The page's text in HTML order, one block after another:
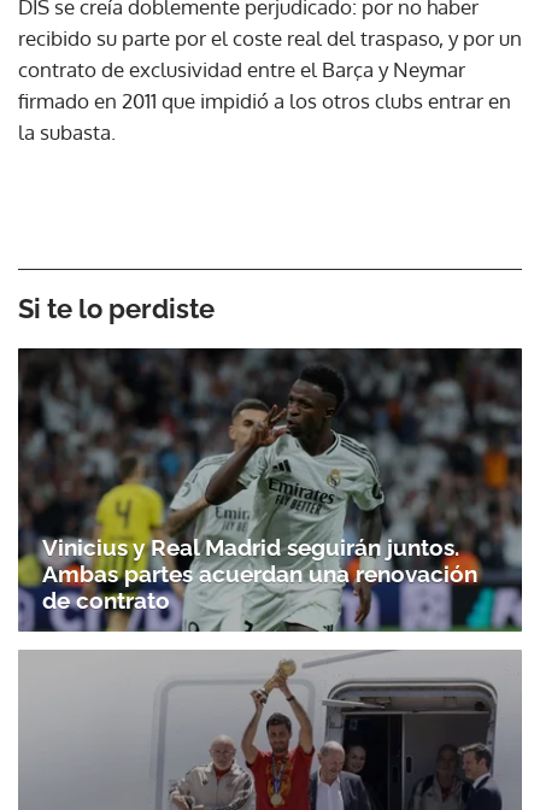
DIS se creía doblemente perjudicado: por no haber
recibido su parte por el coste real del traspaso, y por un
contrato de exclusividad entre el Barça y Neymar
firmado en 2011 que impidió a los otros clubs entrar en
la subasta.
Si te lo perdiste
Vinicius y Real Madrid seguirán juntos.
Ambas partes acuerdan una renovación
de contrato